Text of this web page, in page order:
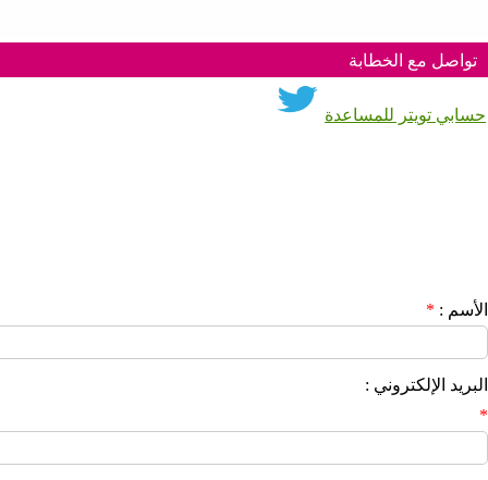
تواصل مع الخطابة
حسابي تويتر للمساعدة
الأسم :
*
البريد الإلكتروني :
*